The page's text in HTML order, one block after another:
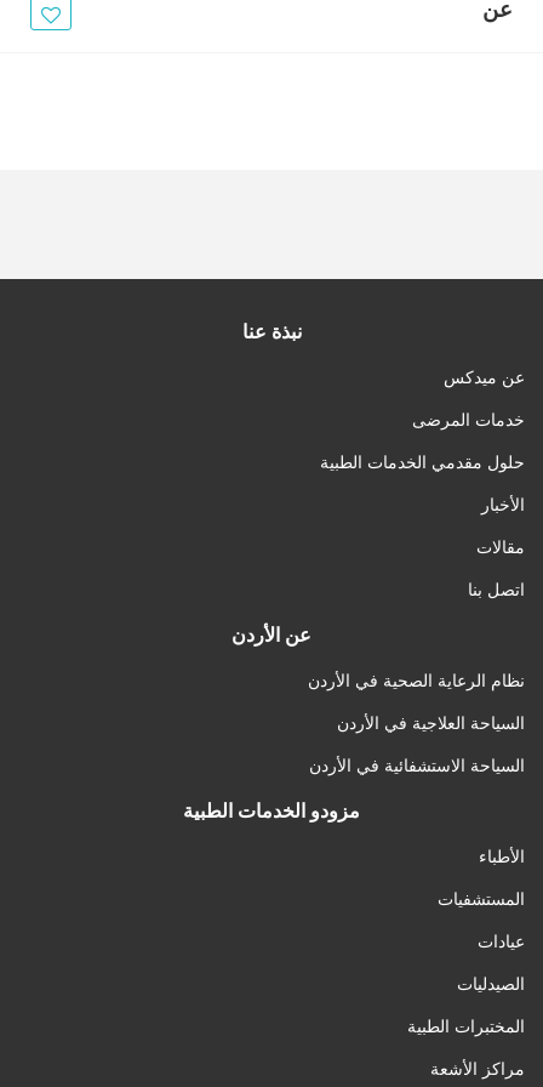
عن
نبذة عنا
عن ميدكس
خدمات المرضى
حلول مقدمي الخدمات الطبية
الأخبار
مقالات
اتصل بنا
عن الأردن
نظام الرعاية الصحية في الأردن
السياحة العلاجية في الأردن
السياحة الاستشفائية في الأردن
مزودو الخدمات الطبية
الأطباء
المستشفيات
عيادات
الصيدليات
المختبرات الطبية
مراكز الأشعة